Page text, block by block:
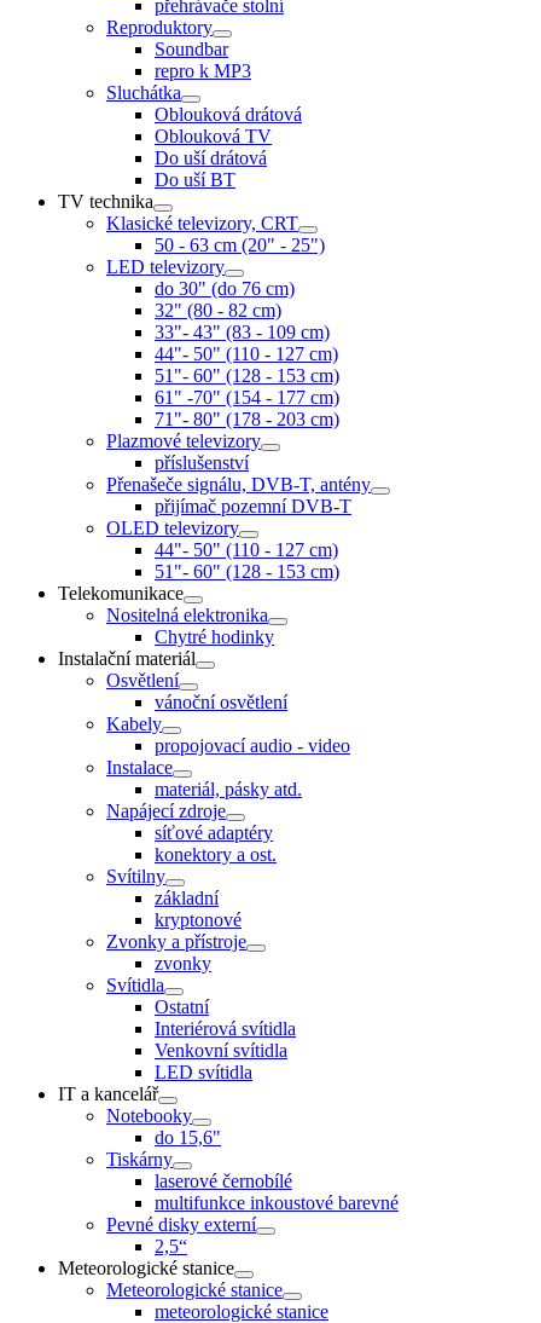
přehrávače stolní
Reproduktory
Soundbar
repro k MP3
Sluchátka
Oblouková drátová
Oblouková TV
Do uší drátová
Do uší BT
TV technika
Klasické televizory, CRT
50 - 63 cm (20" - 25")
LED televizory
do 30" (do 76 cm)
32" (80 - 82 cm)
33"- 43" (83 - 109 cm)
44"- 50" (110 - 127 cm)
51"- 60" (128 - 153 cm)
61" -70" (154 - 177 cm)
71"- 80" (178 - 203 cm)
Plazmové televizory
příslušenství
Přenašeče signálu, DVB-T, antény
přijímač pozemní DVB-T
OLED televizory
44"- 50" (110 - 127 cm)
51"- 60" (128 - 153 cm)
Telekomunikace
Nositelná elektronika
Chytré hodinky
Instalační materiál
Osvětlení
vánoční osvětlení
Kabely
propojovací audio - video
Instalace
materiál, pásky atd.
Napájecí zdroje
síťové adaptéry
konektory a ost.
Svítilny
základní
kryptonové
Zvonky a přístroje
zvonky
Svítidla
Ostatní
Interiérová svítidla
Venkovní svítidla
LED svítidla
IT a kancelář
Notebooky
do 15,6"
Tiskárny
laserové černobílé
multifunkce inkoustové barevné
Pevné disky externí
2,5“
Meteorologické stanice
Meteorologické stanice
meteorologické stanice